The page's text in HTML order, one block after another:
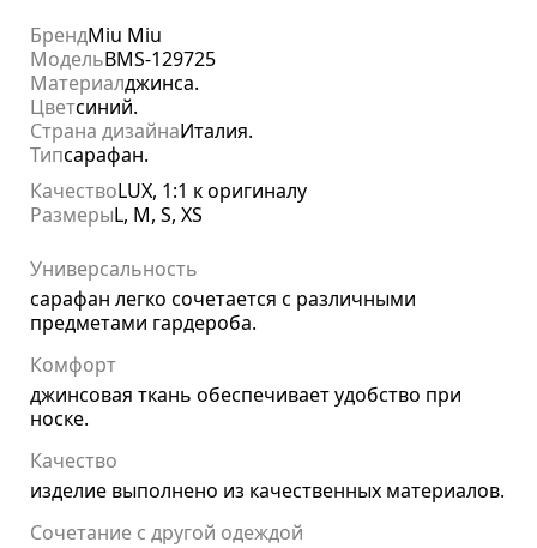
БрендMiu Miu
МодельBMS-129725
Материалджинса.
Цветсиний.
Страна дизайнаИталия.
Типсарафан.
КачествоLUX, 1:1 к оригиналу
РазмерыL, M, S, XS
Универсальность
сарафан легко сочетается с различными
предметами гардероба.
Комфорт
джинсовая ткань обеспечивает удобство при
носке.
Качество
изделие выполнено из качественных материалов.
Сочетание с другой одеждой